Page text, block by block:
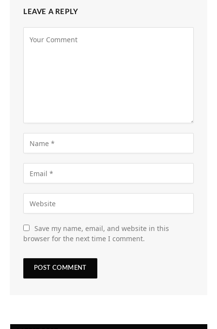
LEAVE A REPLY
Save my name, email, and website in this
browser for the next time I comment.